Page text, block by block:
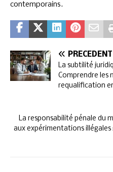
contemporains.
PRÉCÉDENT
La subtilité
Comprendre les
requalification
La responsabilité pénale du
aux expérimentations illégales